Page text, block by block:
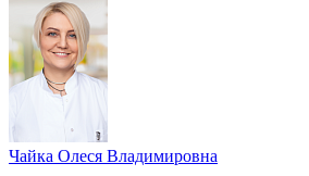
Чайка Олеся Владимировна